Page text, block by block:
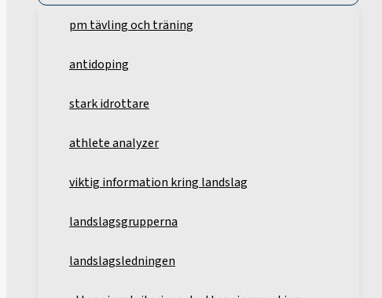
pm tävling och träning
antidoping
stark idrottare
athlete analyzer
viktig information kring landslag
landslagsgrupperna
landslagsledningen